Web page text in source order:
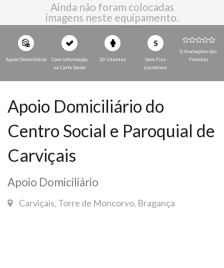
Ainda não foram colocadas
imagens neste equipamento.
Apoio Domiciliário
Com informação
na Carta Social
20 Utentes
S
Sem Fins
Lucrativos
0 Avaliações das
Familias
Apoio Domiciliário do
Centro Social e Paroquial de
Carviçais
Apoio Domiciliário
Carviçais, Torre de Moncorvo, Bragança